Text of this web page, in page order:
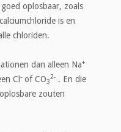
oplosbaar, zoals
is en
chloriden.
dan alleen Na+
Cl - of CO3
2- . En die
zouten